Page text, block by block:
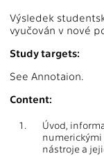
Výsledek
vyučován v nové
Study targets:
See Annotaion.
Content:
1.
Úvod,
numerickými
nástroje a